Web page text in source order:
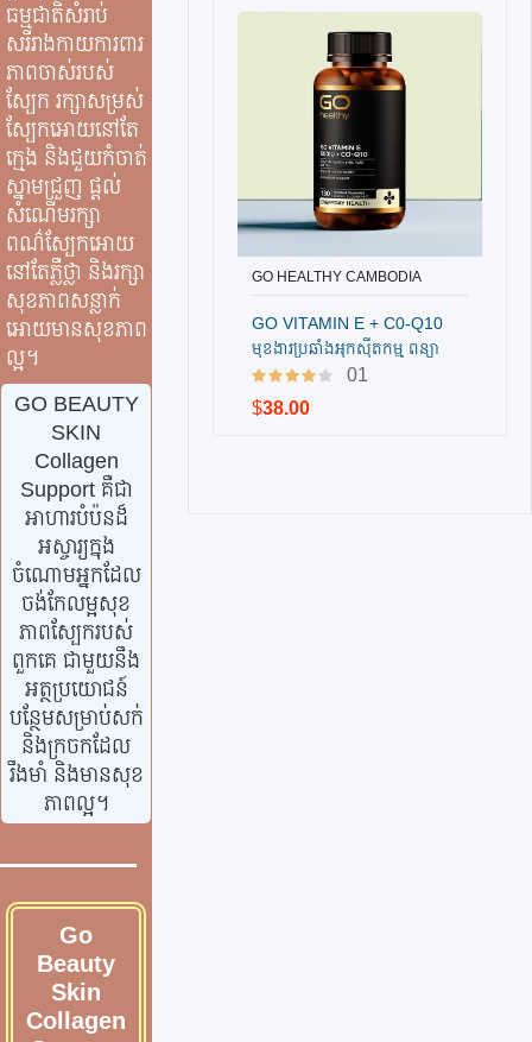
ធម្មជាតិសំរាប់
សរីរាងកាយការពារ
ភាពចាស់របស់
ស្បែក រក្សាសម្រស់
ស្បែកអោយនៅតែ
ក្មេង និងជួយកំចាត់
ស្នាមជ្រួញ ផ្តល់
សំណើមរក្សា
ពណ៌ស្បែកអោយ
នៅតែភ្លឺថ្លា និងរក្សា
សុខភាពសន្លាក់
អោយមានសុខភាព
ល្អ។
GO BEAUTY
SKIN
Collagen
Support គឺជា
អាហារបំប៉នដ៏
អស្ចារ្យក្នុង
ចំណោមអ្នកដែល
ចង់កែលម្អសុខ
ភាពស្បែករបស់
ពួកគេ ជាមួយនឹង
អត្ថប្រយោជន៍
បន្ថែមសម្រាប់សក់
និងក្រចកដែល
រឹងមាំ និងមានសុខ
ភាពល្អ។
Go
Beauty
Skin
Collagen
បញ្ជាទិញ
GO HEALTHY CAMBODIA
GO VITAMIN E + C0-Q10
មុខងារប្រឆាំងអុកស៊ីតកម្ម ពន្យា
ភាពចាស់
01
$38.00